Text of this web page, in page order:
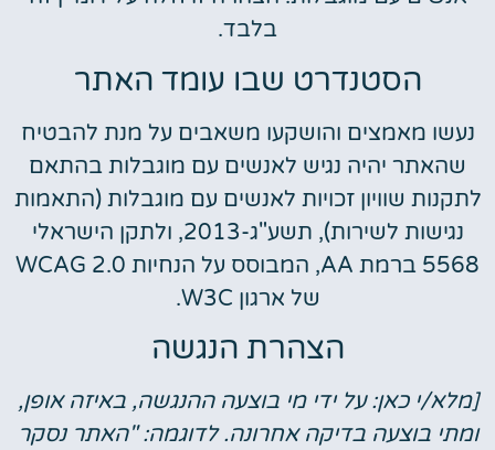
בלבד.
הסטנדרט שבו עומד האתר
נעשו מאמצים והושקעו משאבים על מנת להבטיח
שהאתר יהיה נגיש לאנשים עם מוגבלות בהתאם
לתקנות שוויון זכויות לאנשים עם מוגבלות (התאמות
נגישות לשירות), תשע"ג-2013, ולתקן הישראלי
5568 ברמת AA, המבוסס על הנחיות WCAG 2.0
של ארגון W3C.
הצהרת הנגשה
[מלא/י כאן: על ידי מי בוצעה ההנגשה, באיזה אופן,
ומתי בוצעה בדיקה אחרונה. לדוגמה: "האתר נסקר